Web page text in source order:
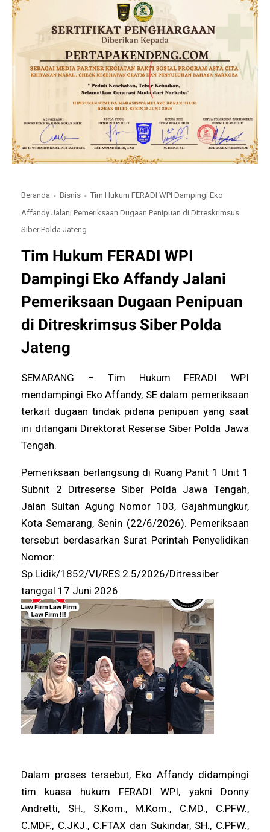
Beranda Bisnis
Tim Hukum FERADI WPI Dampingi Eko
Affandy Jalani Pemeriksaan Dugaan Penipuan di Ditreskrimsus
Siber Polda Jateng
Tim Hukum FERADI WPI
Dampingi Eko Affandy Jalani
Pemeriksaan Dugaan Penipuan
di Ditreskrimsus Siber Polda
Jateng
SEMARANG – Tim Hukum FERADI WPI
mendampingi Eko Affandy, SE dalam pemeriksaan
terkait dugaan tindak pidana penipuan yang saat
ini ditangani Direktorat Reserse Siber Polda Jawa
Tengah.
Pemeriksaan berlangsung di Ruang Panit 1 Unit 1
Subnit 2 Ditreserse Siber Polda Jawa Tengah,
Jalan Sultan Agung Nomor 103, Gajahmungkur,
Kota Semarang, Senin (22/6/2026). Pemeriksaan
tersebut berdasarkan Surat Perintah Penyelidikan
Nomor:
Sp.Lidik/1852/VI/RES.2.5/2026/Ditressiber
tanggal 17 Juni 2026.
Dalam proses tersebut, Eko Affandy didampingi
tim kuasa hukum FERADI WPI, yakni Donny
Andretti, SH., S.Kom., M.Kom., C.MD., C.PFW.,
C.MDF., C.JKJ., C.FTAX dan Sukindar, SH., C.PFW.,